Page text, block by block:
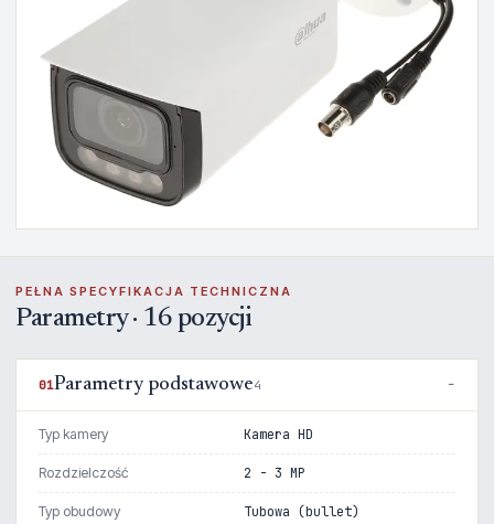
PEŁNA SPECYFIKACJA TECHNICZNA
Parametry · 16 pozycji
01Parametry podstawowe4
Typ kamery Kamera HD
Rozdzielczość 2 - 3 MP
Typ obudowy Tubowa (bullet)